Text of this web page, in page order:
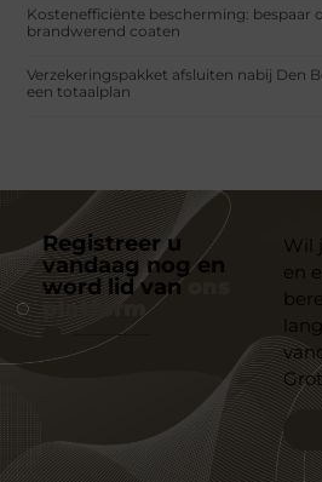
Kostenefficiënte bescherming: bespaar
brandwerend coaten
Verzekeringspakket afsluiten nabij Den
een totaalplan
Registreer u
vandaag nog en
word lid van
platform
Wil
en